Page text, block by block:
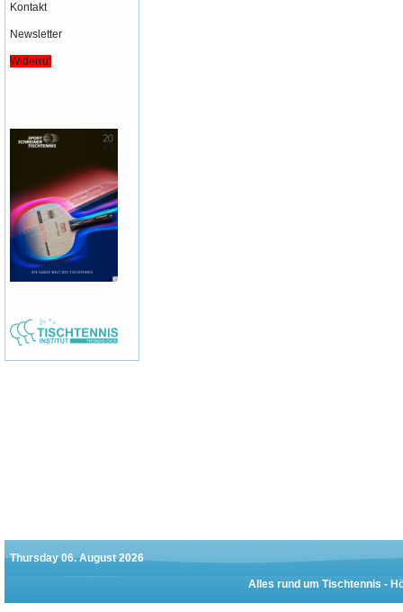
Kontakt
Newsletter
Widerruf
Thursday 06. August 2026
Alles rund um Tischtennis -